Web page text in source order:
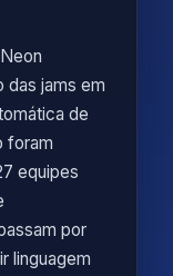
das jams em
de
foram
equipes
por
linguagem